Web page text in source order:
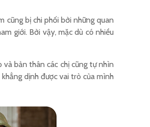
cũng bị chi phối bởi những quan
giới. Bởi vậy, mặc dù có nhiều
bản thân các chị cũng tự nhìn
dịnh được vai trò của mình